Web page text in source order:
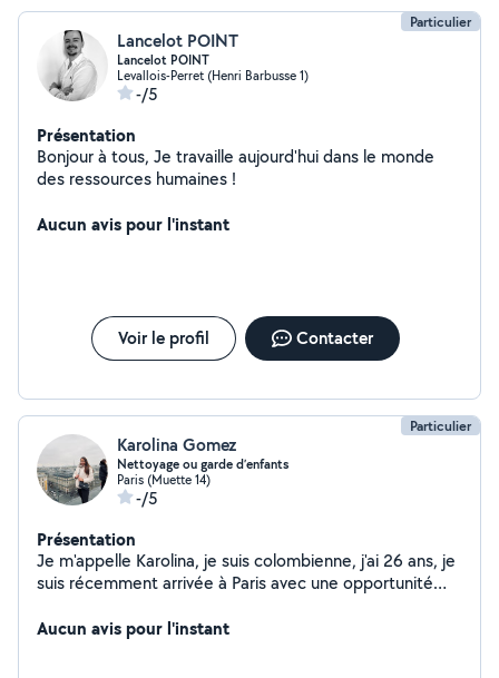
Particulier
Lancelot POINT
Lancelot POINT
Levallois-Perret (Henri Barbusse 1)
-/5
Présentation
Bonjour à tous, Je travaille aujourd'hui dans le monde
des ressources humaines !
Aucun avis pour l'instant
Voir le profil Contacter
Particulier
Karolina Gomez
Nettoyage ou garde d’enfants
Paris (Muette 14)
-/5
Présentation
Je m'appelle Karolina, je suis colombienne, j'ai 26 ans, je
suis récemment arrivée à Paris avec une opportunité
disponibilité...
Aucun avis pour l'instant